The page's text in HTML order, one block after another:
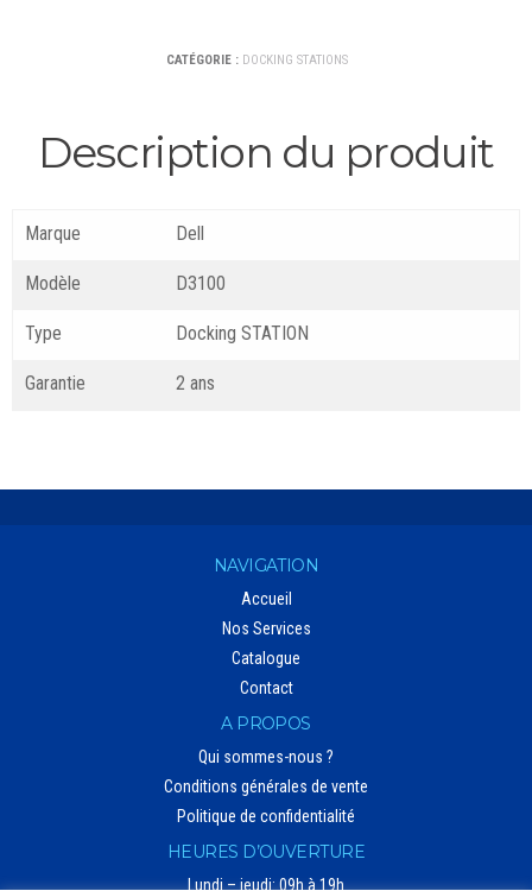
CATÉGORIE : DOCKING STATIONS
Description du produit
Marque Dell
Modèle D3100
Type Docking STATION
Garantie 2 ans
NAVIGATION
Accueil
Nos Services
Catalogue
Contact
A PROPOS
Qui sommes-nous ?
Conditions générales de vente
Politique de confidentialité
HEURES D’OUVERTURE
Lundi – jeudi: 09h à 19h